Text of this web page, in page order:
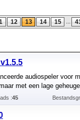
12 13 14 15 ...
audiospeler voor
met een lage
:45